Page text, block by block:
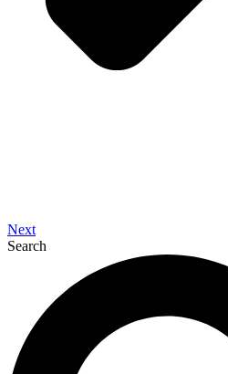
Next
Search